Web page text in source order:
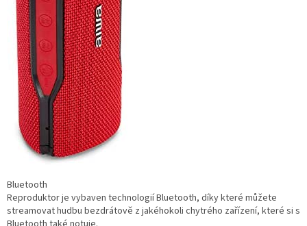
Bluetooth
Reproduktor je vybaven technologií Bluetooth, díky které můžete
streamovat hudbu bezdrátově z jakéhokoli chytrého zařízení, které si s